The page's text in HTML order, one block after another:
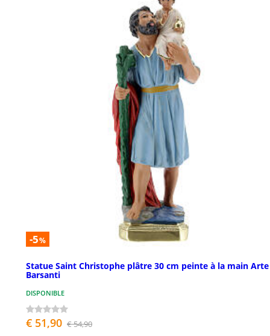
-5%
Statue Saint Christophe plâtre 30 cm peinte à la main Arte
Barsanti
DISPONIBLE
€ 51,90 € 54,90